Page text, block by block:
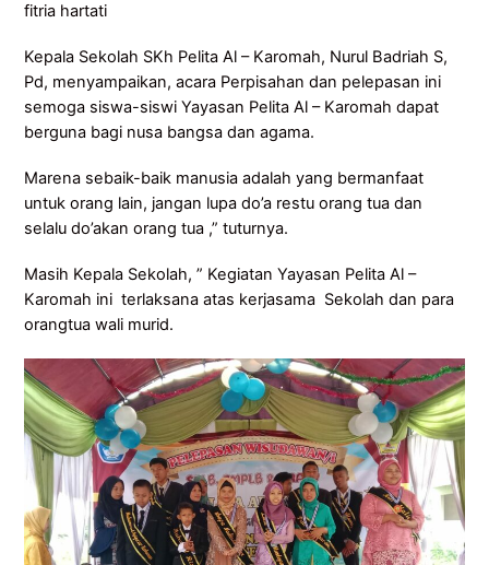
fitria hartati
Kepala Sekolah SKh Pelita Al – Karomah, Nurul Badriah S,
Pd, menyampaikan, acara Perpisahan dan pelepasan ini
semoga siswa-siswi Yayasan Pelita Al – Karomah dapat
berguna bagi nusa bangsa dan agama.
Marena sebaik-baik manusia adalah yang bermanfaat
untuk orang lain, jangan lupa do’a restu orang tua dan
selalu do’akan orang tua ,” tuturnya.
Masih Kepala Sekolah, ” Kegiatan Yayasan Pelita Al –
Karomah ini terlaksana atas kerjasama Sekolah dan para
orangtua wali murid.